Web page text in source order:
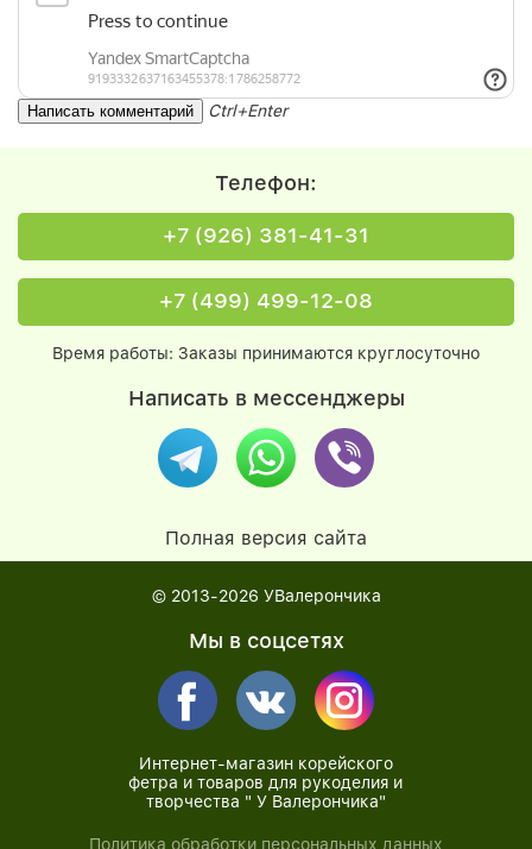
Ctrl+Enter
Телефон:
+7 (926) 381-41-31
+7 (499) 499-12-08
Время работы: Заказы принимаются круглосуточно
Написать в мессенджеры
Полная версия сайта
© 2013-2026 УВалерончика
Мы в соцсетях
Интернет-магазин корейского
фетра и товаров для рукоделия и
творчества " У Валерончика"
Политика обработки персональных данных